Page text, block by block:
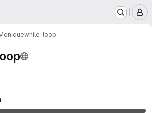
while-loop